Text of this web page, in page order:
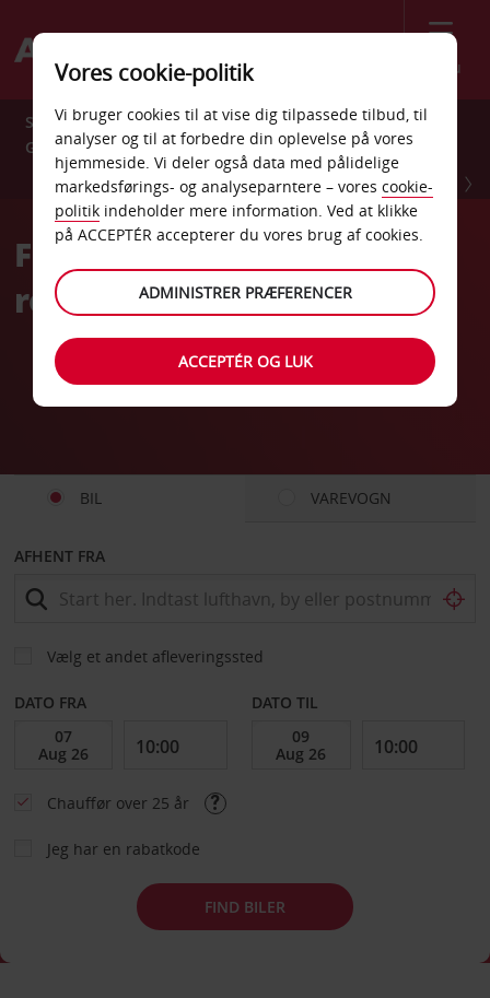
Menu
Spar 10 % året rundt med Avis Preferred. Tilmeld dig
GRATIS nu.
TILMELD DIG NU
Fleksibel billeje, der giver
ro i sindet
BIL VAREVOGN
AFHENT FRA
Vælg et andet afleveringssted
DATO FRA DATO TIL
Chauffør over 25 år
Jeg har en rabatkode
FIND BILER
Vores cookie-politik
Vi bruger cookies til at vise dig tilpassede tilbud, til
analyser og til at forbedre din oplevelse på vores
hjemmeside. Vi deler også data med pålidelige
markedsførings- og analyseparntere – vores cookie-
politik indeholder mere information. Ved at klikke
på ACCEPTÉR accepterer du vores brug af cookies.
ADMINISTRER PRÆFERENCER
ACCEPTÉR OG LUK